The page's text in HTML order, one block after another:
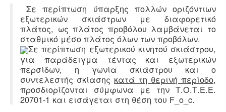
Σε περίπτωση ύπαρξης πολλών οριζόντιων
εξωτερικών σκιάστρων με διαφορετικό
πλάτος, ως πλάτος προβόλου λαμβάνεται το
σταθμικό μέσο πλάτος όλων των προβόλων.
Σε περίπτωση εξωτερικού κινητού σκιάστρου,
για παράδειγμα τέντας και εξωτερικών
περσίδων, η γωνία σκιάστρου και ο
συντελεστής σκίασης κατά τη θερινή περίοδο,
προσδιορίζονται σύμφωνα με την Τ.Ο.Τ.Ε.Ε.
20701-1 και εισάγεται στη θέση του F_o_c.